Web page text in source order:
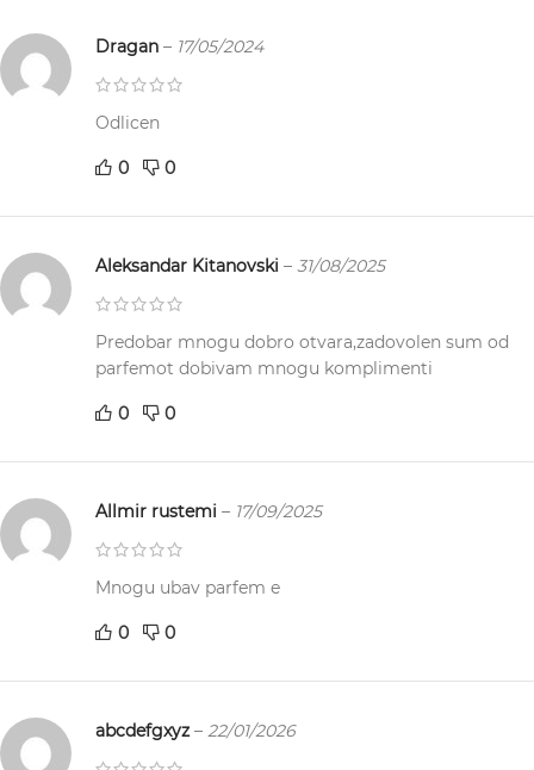
Dragan – 17/05/2024
Odlicen
0 0
Aleksandar Kitanovski – 31/08/2025
Predobar mnogu dobro otvara,zadovolen sum od
parfemot dobivam mnogu komplimenti
0 0
Allmir rustemi – 17/09/2025
Mnogu ubav parfem e
0 0
abcdefgxyz– 22/01/2026